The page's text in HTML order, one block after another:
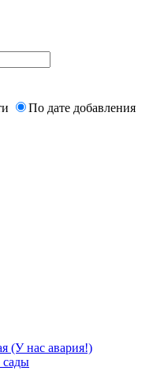
По дате добавления
(У нас авария!)
сады